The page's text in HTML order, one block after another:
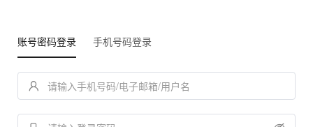
账号密码登录 手机号码登录